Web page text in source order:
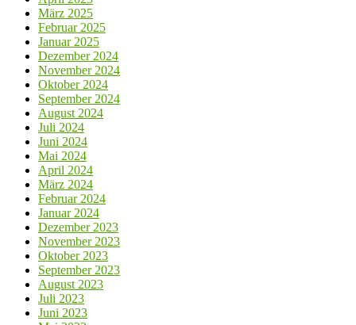
März 2025
Februar 2025
Januar 2025
Dezember 2024
November 2024
Oktober 2024
September 2024
August 2024
Juli 2024
Juni 2024
Mai 2024
April 2024
März 2024
Februar 2024
Januar 2024
Dezember 2023
November 2023
Oktober 2023
September 2023
August 2023
Juli 2023
Juni 2023